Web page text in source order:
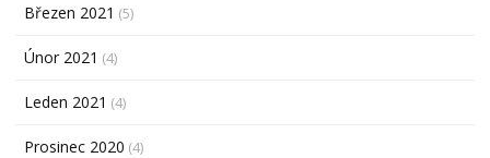
Březen 2021 (5)
Únor 2021 (4)
Leden 2021 (4)
Prosinec 2020 (4)